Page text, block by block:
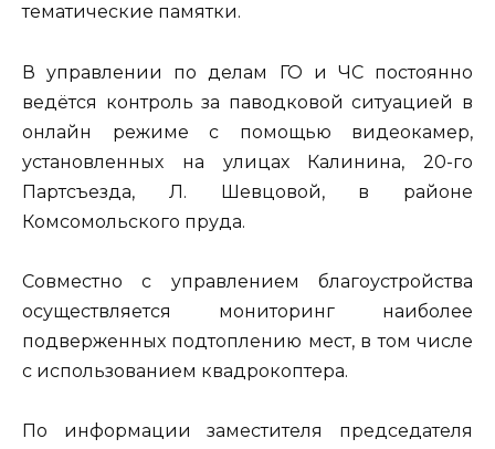
тематические памятки.
В управлении по делам ГО и ЧС постоянно
ведётся контроль за паводковой ситуацией в
онлайн режиме с помощью видеокамер,
установленных на улицах Калинина, 20-го
Партсъезда, Л. Шевцовой, в районе
Комсомольского пруда.
Совместно с управлением благоустройства
осуществляется мониторинг наиболее
подверженных подтоплению мест, в том числе
с использованием квадрокоптера.
По информации заместителя председателя